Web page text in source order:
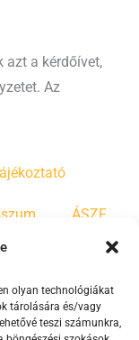
olyan technológiákat
tárolására és/vagy
teszi számunkra,
azt a kérdőívet,
Az
ÁSZF